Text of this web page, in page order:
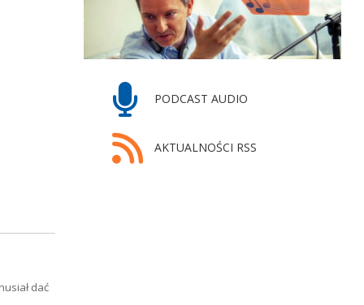
PODCAST AUDIO
AKTUALNOŚCI RSS
dać